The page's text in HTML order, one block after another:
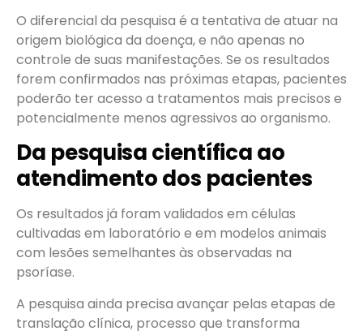
O diferencial da pesquisa é a tentativa de atuar na
origem biológica da doença, e não apenas no
controle de suas manifestações. Se os resultados
forem confirmados nas próximas etapas, pacientes
poderão ter acesso a tratamentos mais precisos e
potencialmente menos agressivos ao organismo.
Da pesquisa científica ao
atendimento dos pacientes
Os resultados já foram validados em células
cultivadas em laboratório e em modelos animais
com lesões semelhantes às observadas na
psoríase.
A pesquisa ainda precisa avançar pelas etapas de
translação clínica, processo que transforma